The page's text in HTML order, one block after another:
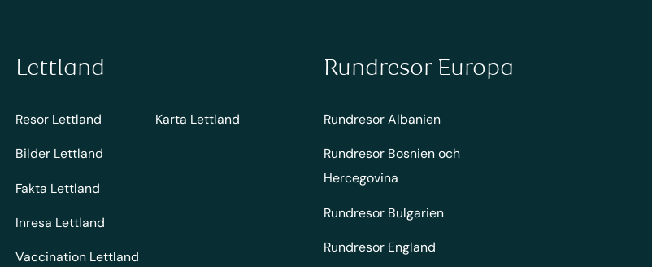
Lettland
Resor Lettland
Bilder Lettland
Fakta Lettland
Inresa Lettland
Vaccination Lettland
Karta Lettland
Rundresor Europa
Rundresor Albanien
Rundresor Bosnien och
Hercegovina
Rundresor Bulgarien
Rundresor England